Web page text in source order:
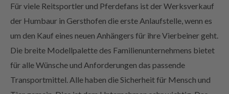
Für viele Reitsportler und Pferdefans ist der Werksverkauf
der Humbaur in Gersthofen die erste Anlaufstelle, wenn es
um den Kauf eines neuen Anhängers für ihre Vierbeiner geht.
Die breite Modellpalette des Familienunternehmens bietet
für alle Wünsche und Anforderungen das passende
Transportmittel. Alle haben die Sicherheit für Mensch und